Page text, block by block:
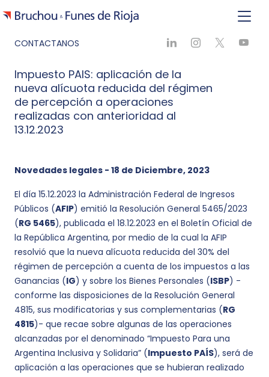
CONTACTANOS
Impuesto PAIS: aplicación de la
nueva alícuota reducida del régimen
de percepción a operaciones
realizadas con anterioridad al
13.12.2023
Novedades legales - 18 de Diciembre, 2023
El día 15.12.2023 la Administración Federal de Ingresos
Públicos (AFIP) emitió la Resolución General 5465/2023
(RG 5465), publicada el 18.12.2023 en el Boletín Oficial de
la República Argentina, por medio de la cual la AFIP
resolvió que la nueva alícuota reducida del 30% del
régimen de percepción a cuenta de los impuestos a las
Ganancias (IG) y sobre los Bienes Personales (ISBP) -
conforme las disposiciones de la Resolución General
4815, sus modificatorias y sus complementarias (RG
4815)- que recae sobre algunas de las operaciones
alcanzadas por el denominado “Impuesto Para una
Argentina Inclusiva y Solidaria” (Impuesto PAÍS), será de
aplicación a las operaciones que se hubieran realizado